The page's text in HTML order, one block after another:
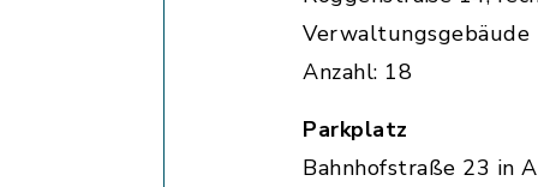
Verwaltungsgebäude
Anzahl: 18
Parkplatz
Bahnhofstraße 23 in